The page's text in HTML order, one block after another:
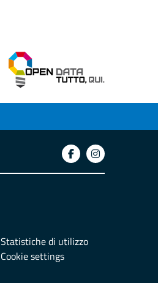
Statistiche di utilizzo
Cookie settings